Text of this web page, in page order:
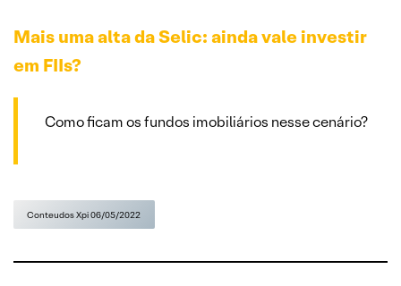
Mais uma alta da Selic: ainda vale investir
em FIIs?
Como ficam os fundos imobiliários nesse cenário?
Conteudos Xpi 06/05/2022